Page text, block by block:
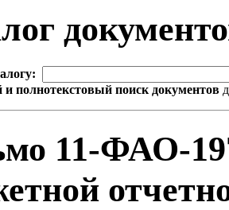
полнотекстовый поиск документов
11-ФАО-